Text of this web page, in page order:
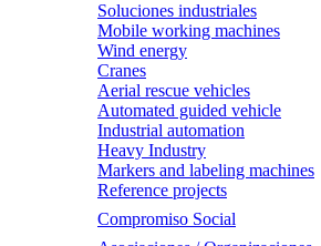
Soluciones industriales
Mobile working machines
Wind energy
Cranes
Aerial rescue vehicles
Automated guided vehicle
Industrial automation
Heavy Industry
Markers and labeling machines
Reference projects
Compromiso Social